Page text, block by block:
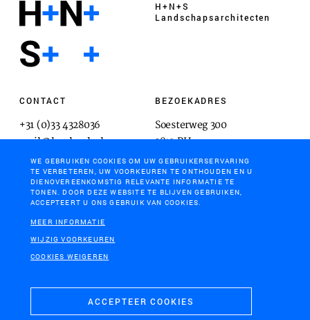
H+N+S
Landschaps­architecten
CONTACT
+31 (0)33 4328036
mail@hnsland.nl
BEZOEKADRES
Soesterweg 300
3812 BH
Amersfoort
POSTADRES
Postbus 1603
3800 BP
Amersfoort
COOKIES & PRIVACY
WE GEBRUIKEN COOKIES OM UW GEBRUIKERSERVARING
TE VERBETEREN, UW VOORKEUREN TE ONTHOUDEN EN U
DIENOVEREENKOMSTIG RELEVANTE INFORMATIE TE
TONEN. DOOR DEZE WEBSITE TE BLIJVEN GEBRUIKEN,
ACCEPTEERT U ONS GEBRUIK VAN COOKIES.
MEER INFORMATIE
WIJZIG VOORKEUREN
COOKIES WEIGEREN
ACCEPTEER COOKIES